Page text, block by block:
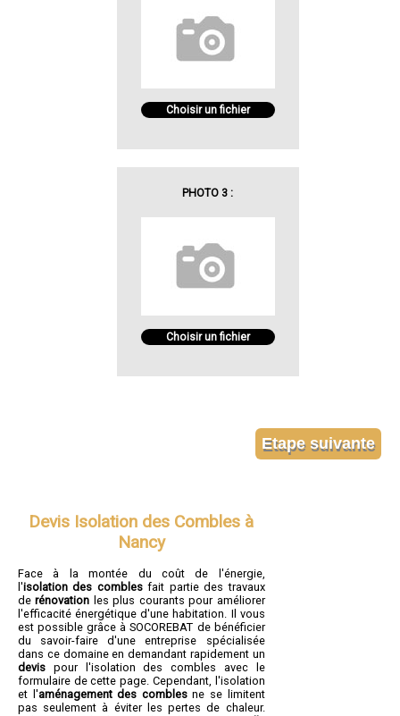
Choisir un fichier
PHOTO 3 :
Choisir un fichier
Devis Isolation des Combles à
Nancy
Face à la montée du coût de l'énergie,
l'isolation des comblesfait partie des travaux
derénovation les plus courants pour améliorer
l'efficacité énergétique d'une habitation. Il vous
est possible grâce à SOCOREBAT de bénéficier
du savoir-faire d'une entreprise spécialisée
dans ce domaine en demandant rapidement un
devis pour l'isolation des combles avec le
formulaire de cette page. Cependant, l'isolation
et l'aménagement des comblesne se limitent
pas seulement à éviter les pertes de chaleur.